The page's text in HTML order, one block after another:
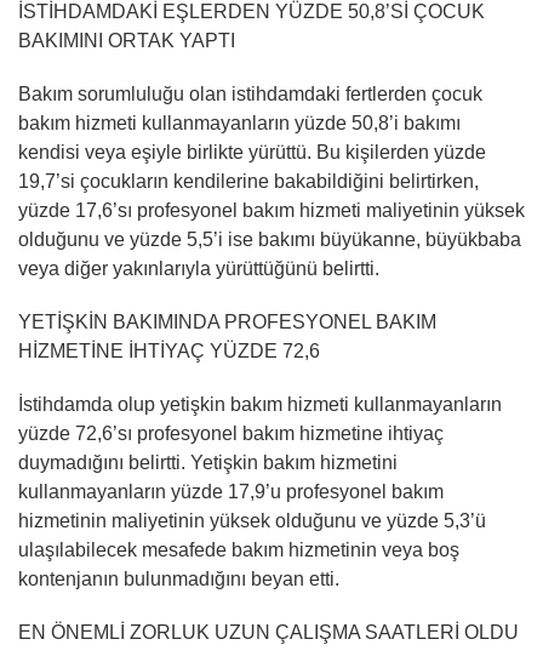
İSTİHDAMDAKİ EŞLERDEN YÜZDE 50,8’Sİ ÇOCUK
BAKIMINI ORTAK YAPTI
Bakım sorumluluğu olan istihdamdaki fertlerden çocuk
bakım hizmeti kullanmayanların yüzde 50,8’i bakımı
kendisi veya eşiyle birlikte yürüttü. Bu kişilerden yüzde
19,7’si çocukların kendilerine bakabildiğini belirtirken,
yüzde 17,6’sı profesyonel bakım hizmeti maliyetinin yüksek
olduğunu ve yüzde 5,5’i ise bakımı büyükanne, büyükbaba
veya diğer yakınlarıyla yürüttüğünü belirtti.
YETİŞKİN BAKIMINDA PROFESYONEL BAKIM
HİZMETİNE İHTİYAÇ YÜZDE 72,6
İstihdamda olup yetişkin bakım hizmeti kullanmayanların
yüzde 72,6’sı profesyonel bakım hizmetine ihtiyaç
duymadığını belirtti. Yetişkin bakım hizmetini
kullanmayanların yüzde 17,9’u profesyonel bakım
hizmetinin maliyetinin yüksek olduğunu ve yüzde 5,3’ü
ulaşılabilecek mesafede bakım hizmetinin veya boş
kontenjanın bulunmadığını beyan etti.
EN ÖNEMLİ ZORLUK UZUN ÇALIŞMA SAATLERİ OLDU